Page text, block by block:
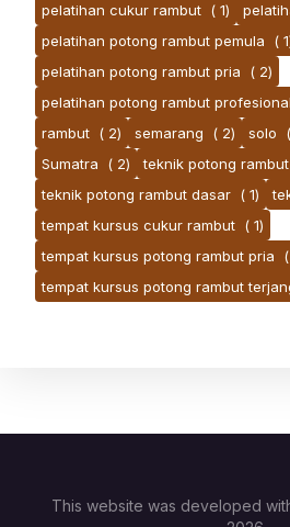
pelatihan cukur rambut ( 1)
pelatihan potong rambut pemula
(
pelatihan potong rambut pria
( 2)
pelatihan potong rambut profesional
rambut ( 2) semarang ( 2) solo
Sumatra
( 2) teknik potong rambut
teknik potong rambut dasar ( 1)
tempat kursus cukur rambut ( 1)
tempat kursus potong rambut pria
tempat kursus potong rambut
This website was developed